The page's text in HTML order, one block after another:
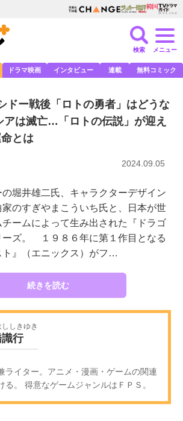
検索 メニュー
ドラマ映画 インタビュー 連載 無料コミック
ドー戦後「ロトの勇者」はどうな
アは滅亡…「ロトの伝説」が迎え
とは
2024.09.05
堀井雄二氏、キャラクターデザイン
のすぎやまこういち氏と、日本が世
ームによって生み出された『ドラゴ
ーズ。 １９８６年に第１作目となる
ト』（エニックス）がフ…
続きを読む
ししきゆき
行
ライター。アニメ・漫画・ゲームの関連
る。 得意なゲームジャンルはＦＰＳ。